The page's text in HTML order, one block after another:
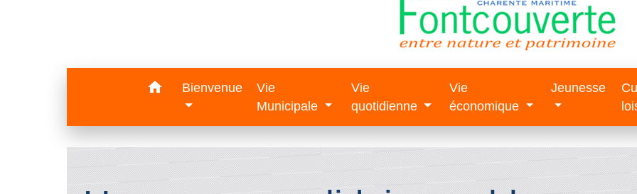
home Bienvenue
Vie
Municipale
Vie
quotidienne
Vie
économique
Jeunesse